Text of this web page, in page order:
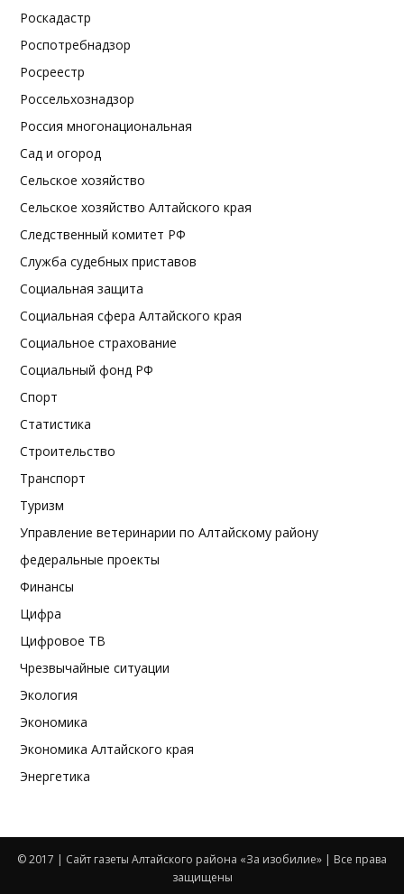
Роскадастр
Роспотребнадзор
Росреестр
Россельхознадзор
Россия многонациональная
Сад и огород
Сельское хозяйство
Сельское хозяйство Алтайского края
Следственный комитет РФ
Служба судебных приставов
Социальная защита
Социальная сфера Алтайского края
Социальное страхование
Социальный фонд РФ
Спорт
Статистика
Строительство
Транспорт
Туризм
Управление ветеринарии по Алтайскому району
федеральные проекты
Финансы
Цифра
Цифровое ТВ
Чрезвычайные ситуации
Экология
Экономика
Экономика Алтайского края
Энергетика
© 2017 | Сайт газеты Алтайского района «За изобилие» | Все права
защищены